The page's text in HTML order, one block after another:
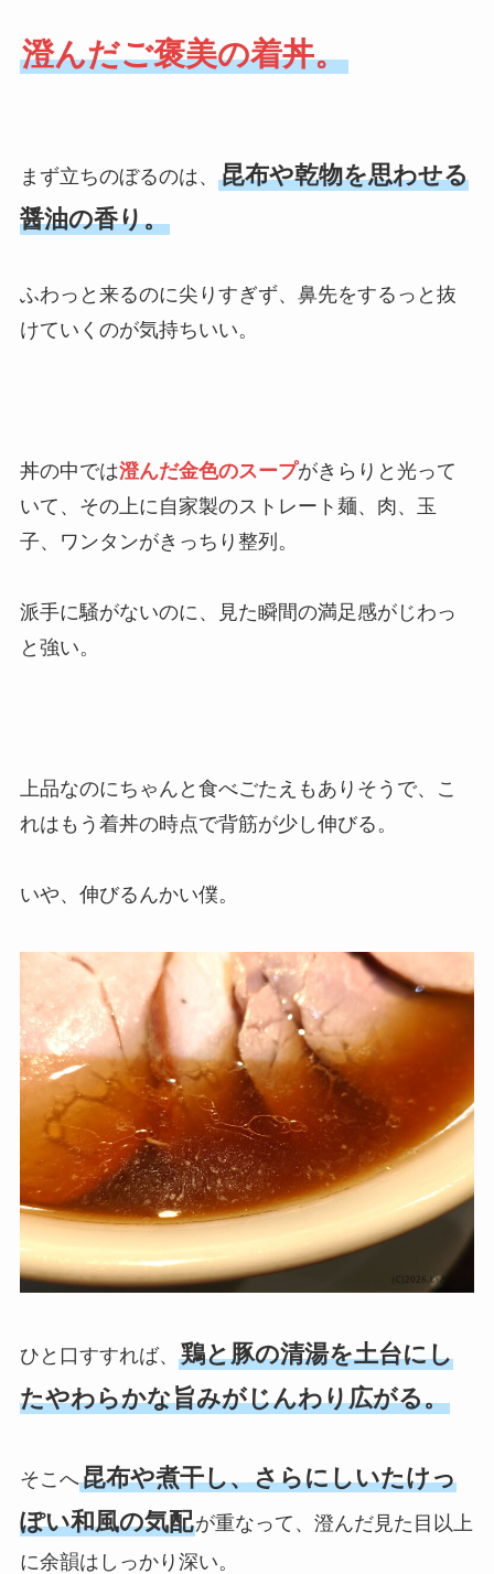
澄んだご褒美の着丼。
まず立ちのぼるのは、 昆布や乾物を思わせる
醤油の香り。
ふわっと来るのに尖りすぎず、鼻先をするっと抜
けていくのが気持ちいい。
丼の中では澄んだ金色のスープがきらりと光って
いて、その上に自家製のストレート麺、肉、玉
子、ワンタンがきっちり整列。
派手に騒がないのに、見た瞬間の満足感がじわっ
と強い。
上品なのにちゃんと食べごたえもありそうで、こ
れはもう着丼の時点で背筋が少し伸びる。
いや、伸びるんかい僕。
ひと口すすれば、 鶏と豚の清湯を土台にし
たやわらかな旨みがじんわり広がる。
そこへ昆布や煮干し、さらにしいたけっ
ぽい和風の気配が重なって、澄んだ見た目以上
に余韻はしっかり深い。